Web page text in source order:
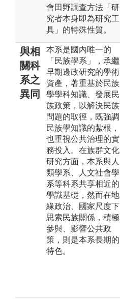
會田野調查方法「研
究者本身即為研究工
具」的特殊性質。
與相
關科
系之
異同
本系是國內唯一的
「民族學系」，承繼
早期邊政研究的學術
資產，著重基於民族
學學科知識、發展民
族政策，以解決民族
問題的取徑，既強調
民族學知識的紮根，
也重視公共治理的實
務投入。在族群文化
研究方面，本系與人
類學系、人文社會學
系等科系共享相近的
學識基礎，然而在地
緣政治、國家尺度下
思索民族關係，積極
參與、影響公共政
策，則是本系長期的
特色。